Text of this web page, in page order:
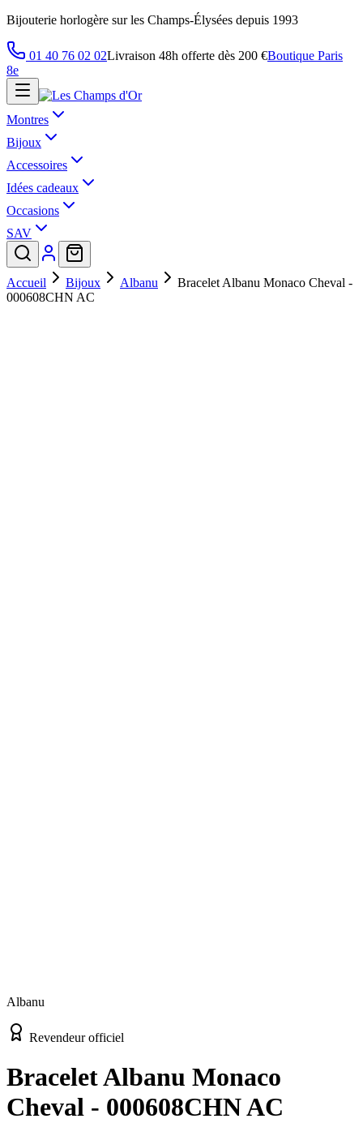
Bijouterie horlogère sur les Champs-Élysées depuis 1993
01 40 76 02 02Livraison 48h offerte dès 200 €Boutique Paris
8e
Montres
Bijoux
Accessoires
Idées cadeaux
Occasions
SAV
Accueil Bijoux Albanu
Bracelet Albanu Monaco Cheval -
000608CHN AC
Albanu
Revendeur officiel
Bracelet Albanu Monaco
Cheval - 000608CHN AC